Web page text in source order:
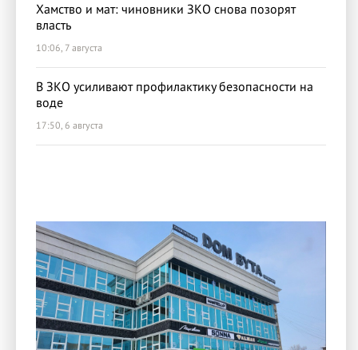
Хамство и мат: чиновники ЗКО снова позорят
власть
10:06, 7 августа
В ЗКО усиливают профилактику безопасности на
воде
17:50, 6 августа